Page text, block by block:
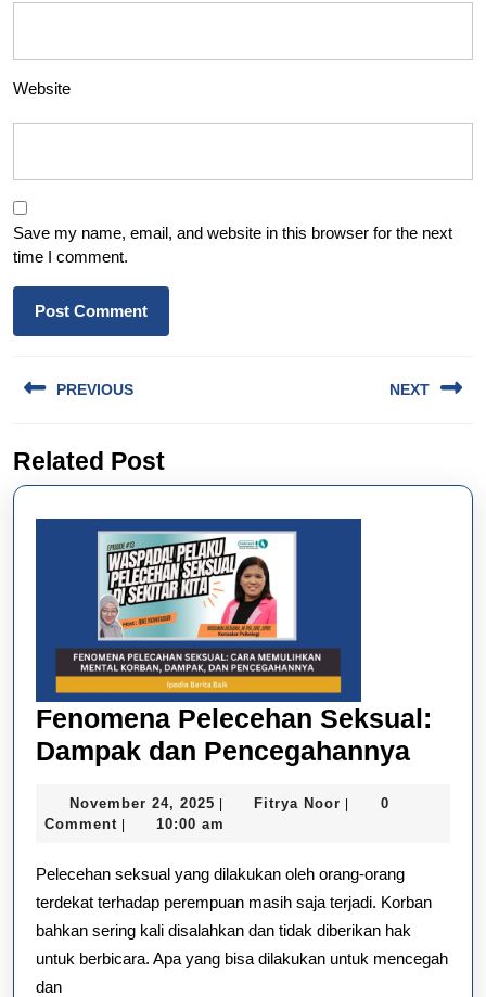
Website
Save my name, email, and website in this browser for the next
time I comment.
navigation
PREVIOUS
post:
NEXT
Related Post
Fenomena Pelecehan Seksual:
Dampak dan Pencegahannya
November 24, 2025 November
24,
| Fitrya Noor Fitrya
|
0
Comment | 10:00 am
Pelecehan seksual yang dilakukan oleh orang-orang
terdekat terhadap perempuan masih saja terjadi. Korban
bahkan sering kali disalahkan dan tidak diberikan hak
untuk berbicara. Apa yang bisa dilakukan untuk mencegah
dan